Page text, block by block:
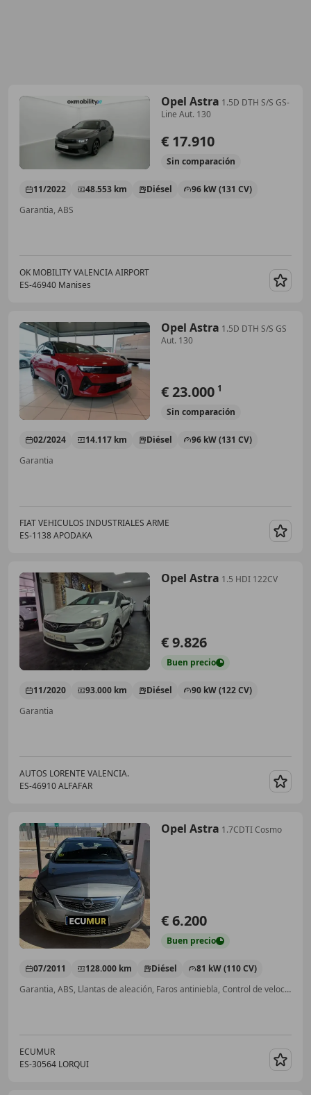
Opel Astra 1.5D DTH S/S GS-
Line Aut. 130
€ 17.910
Sin comparación
11/2022 48.553 km Diésel
96 kW (131 CV)
Garantia, ABS
OK MOBILITY VALENCIA AIRPORT
ES-46940 Manises
Opel Astra 1.5D DTH S/S GS
Aut. 130
€ 23.000 1
Sin comparación
02/2024 14.117 km Diésel
96 kW (131 CV)
Garantia
FIAT VEHICULOS INDUSTRIALES ARME
ES-1138 APODAKA
Opel Astra 1.5 HDI 122CV
€ 9.826
Buen precio
11/2020 93.000 km Diésel
90 kW (122 CV)
Garantia
AUTOS LORENTE VALENCIA.
ES-46910 ALFAFAR
Opel Astra 1.7CDTI Cosmo
€ 6.200
Buen precio
07/2011 128.000 km Diésel
81 kW (110 CV)
Garantia, ABS, Llantas de aleación, Faros antiniebla, Control de velocidad, Cierre centralizado, ESP, CD
ECUMUR
ES-30564 LORQUI